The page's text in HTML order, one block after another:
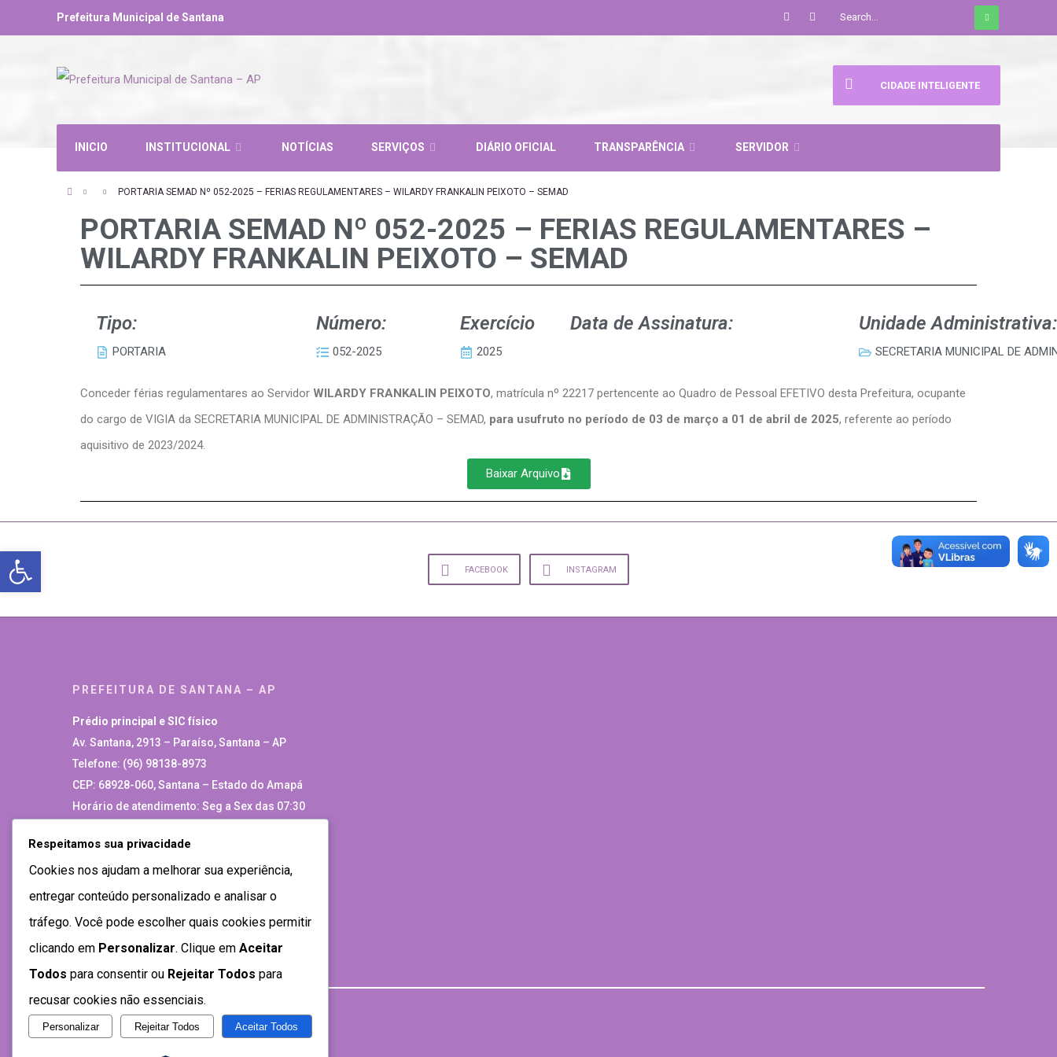
Prefeitura Municipal de Santana
INICIO INSTITUCIONAL NOTÍCIAS SERVIÇOS DIÁRIO OFICIAL TRANSPARÊNCIA SERVIDOR
CIDADE INTELIGENTE
PORTARIA SEMAD Nº 052-2025 – FERIAS REGULAMENTARES – WILARDY FRANKALIN PEIXOTO – SEMAD
PORTARIA SEMAD Nº 052-2025 – FERIAS REGULAMENTARES –
WILARDY FRANKALIN PEIXOTO – SEMAD
Tipo:
PORTARIA
Número:
052-2025
Exercício
2025
Data de Assinatura: Unidade Administrativa:
SECRETARIA MUNICIPAL DE
Conceder férias regulamentares ao Servidor WILARDY FRANKALIN PEIXOTO, matrícula nº 22217 pertencente ao Quadro de Pessoal EFETIVO desta Prefeitura, ocupante
do cargo de VIGIA da SECRETARIA MUNICIPAL DE ADMINISTRAÇÃO – SEMAD, para usufruto no período de 03 de março a 01 de abril de 2025, referente ao período
aquisitivo de 2023/2024.
Baixar Arquivo
FACEBOOK INSTAGRAM
PREFEITURA DE SANTANA – AP
Prédio principal e SIC físico
Av. Santana, 2913 – Paraíso, Santana – AP
Telefone: (96) 98138-8973
CEP: 68928-060, Santana – Estado do Amapá
Horário de atendimento: Seg a Sex das 07:30
Respeitamos sua privacidade
Cookies nos ajudam a melhorar sua experiência,
entregar conteúdo personalizado e analisar o
tráfego. Você pode escolher quais cookies permitir
clicando em Personalizar. Clique em Aceitar
Todos para consentir ou Rejeitar Todos para
recusar cookies não essenciais.
Personalizar Rejeitar Todos Aceitar Todos
Abrir a barra de ferramentas